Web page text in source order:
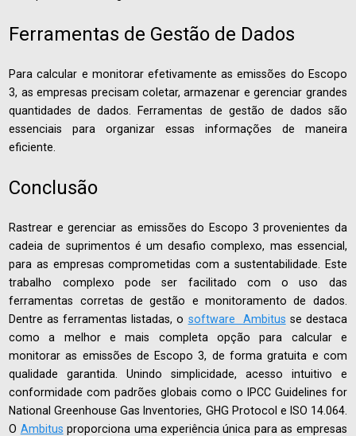
Ferramentas de Gestão de Dados
Para calcular e monitorar efetivamente as emissões do Escopo
3, as empresas precisam coletar, armazenar e gerenciar grandes
quantidades de dados. Ferramentas de gestão de dados são
essenciais para organizar essas informações de maneira
eficiente.
Conclusão
Rastrear e gerenciar as emissões do Escopo 3 provenientes da
cadeia de suprimentos é um desafio complexo, mas essencial,
para as empresas comprometidas com a sustentabilidade. Este
trabalho complexo pode ser facilitado com o uso das
ferramentas corretas de gestão e monitoramento de dados.
Dentre as ferramentas listadas, o software Ambitus se destaca
como a melhor e mais completa opção para calcular e
monitorar as emissões de Escopo 3, de forma gratuita e com
qualidade garantida. Unindo simplicidade, acesso intuitivo e
conformidade com padrões globais como o IPCC Guidelines for
National Greenhouse Gas Inventories, GHG Protocol e ISO 14.064.
O Ambitus proporciona uma experiência única para as empresas